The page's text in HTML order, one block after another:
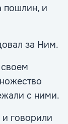
пошлин, и
за Ним.
с ними.
говорили